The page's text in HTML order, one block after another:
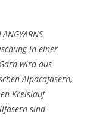
in einer
wird aus
Alpacafasern,
Kreislauf
sind